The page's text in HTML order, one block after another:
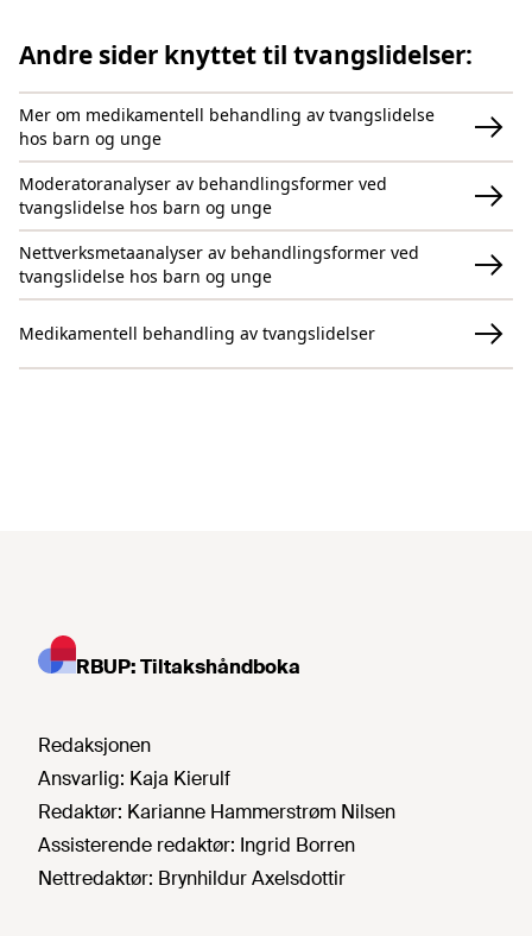
Andre sider knyttet til tvangslidelser:
Mer om medikamentell behandling av tvangslidelse
hos barn og unge
Moderatoranalyser av behandlingsformer ved
tvangslidelse hos barn og unge
Nettverksmetaanalyser av behandlingsformer ved
tvangslidelse hos barn og unge
Medikamentell behandling av tvangslidelser
RBUP: Tiltakshåndboka
Redaksjonen
Ansvarlig: Kaja Kierulf
Redaktør: Karianne Hammerstrøm Nilsen
Assisterende redaktør: Ingrid Borren
Nettredaktør: Brynhildur Axelsdottir